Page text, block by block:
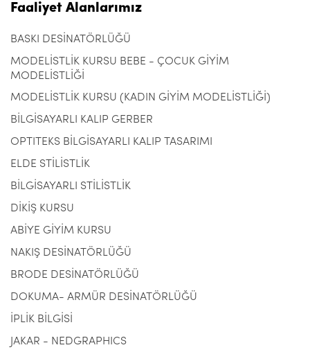
Faaliyet Alanlarımız
BASKI DESİNATÖRLÜĞÜ
MODELİSTLİK KURSU BEBE - ÇOCUK GİYİM
MODELİSTLİĞİ
MODELİSTLİK KURSU (KADIN GİYİM MODELİSTLİĞİ)
BİLGİSAYARLI KALIP GERBER
OPTITEKS BİLGİSAYARLI KALIP TASARIMI
ELDE STİLİSTLİK
BİLGİSAYARLI STİLİSTLİK
DİKİŞ KURSU
ABİYE GİYİM KURSU
NAKIŞ DESİNATÖRLÜĞÜ
BRODE DESİNATÖRLÜĞÜ
DOKUMA- ARMÜR DESİNATÖRLÜĞÜ
İPLİK BİLGİSİ
JAKAR - NEDGRAPHICS